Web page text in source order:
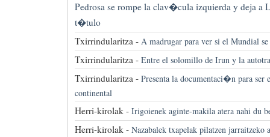
Pedrosa se rompe la clav�cula izquierda y deja a
t�tulo
Txirrindularitza - A madrugar para ver si el Mundial
Txirrindularitza - Entre el solomillo de Irun y la
Txirrindularitza - Presenta la documentaci�n para ser
continental
Herri-kirolak - Irigoienek aginte-makila atera nahi du
Herri-kirolak - Nazabalek txapelak pilatzen jarraitzeko